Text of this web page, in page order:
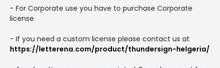
- For Corporate use you have to purchase Corporate
license
- If you need a custom license please contact us at
https://letterena.com/product/thundersign-helgeria/